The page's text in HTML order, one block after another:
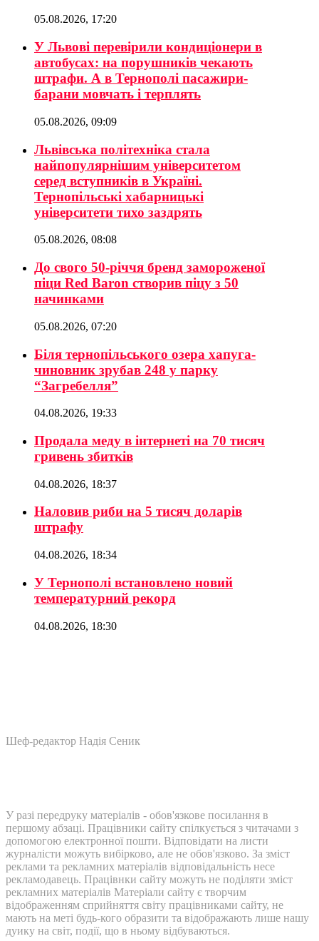
05.08.2026, 17:20
У Львові перевірили кондиціонери в
автобусах: на порушників чекають
штрафи. А в Тернополі пасажири-
барани мовчать і терплять
05.08.2026, 09:09
Львівська політехніка стала
найпопулярнішим університетом
серед вступників в Україні.
Тернопільські хабарницькі
університети тихо заздрять
05.08.2026, 08:08
До свого 50-річчя бренд замороженої
піци Red Baron створив піцу з 50
начинками
05.08.2026, 07:20
Біля тернопільського озера хапуга-
чиновник зрубав 248 у парку
“Загребелля”
04.08.2026, 19:33
Продала меду в інтернеті на 70 тисяч
гривень збитків
04.08.2026, 18:37
Наловив риби на 5 тисяч доларів
штрафу
04.08.2026, 18:34
У Тернополі встановлено новий
температурний рекорд
04.08.2026, 18:30
Шеф-редактор Надія Сеник
У разі передруку матеріалів - обов'язкове посилання в
першому абзаці. Працівники сайту спілкується з читачами з
допомогою електронної пошти. Відповідати на листи
журналісти можуть вибірково, але не обов'язково. За зміст
реклами та рекламних матеріалів відповідальність несе
рекламодавець. Працівнки сайту можуть не поділяти зміст
рекламних матеріалів Матеріали сайту є творчим
відображенням сприйняття світу працівниками сайту, не
мають на меті будь-кого образити та відображають лише нашу
дуику на світ, події, що в ньому відбуваються.